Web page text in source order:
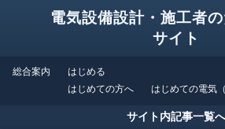
電気設備設計・施工者
サイト
総合案内
はじめる
はじめての方へ
はじめての電気
サイト内記事一覧へ